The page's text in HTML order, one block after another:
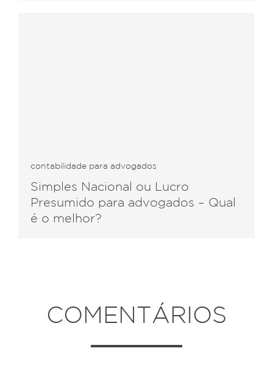
contabilidade para advogados
Simples Nacional ou Lucro
Presumido para advogados – Qual
é o melhor?
COMENTÁRIOS